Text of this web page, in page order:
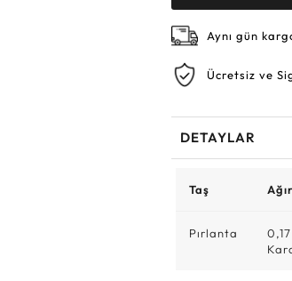
Aynı gün
Ücretsiz ve
DETAYLAR
Taş
Pırlanta
0,17